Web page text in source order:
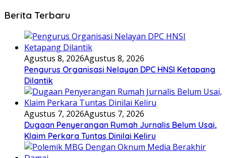
Berita Terbaru
Agustus 8, 2026Agustus 8, 2026
Pengurus Organisasi Nelayan DPC HNSI Ketapang
Dilantik
Agustus 7, 2026Agustus 7, 2026
Dugaan Penyerangan Rumah Jurnalis Belum Usai,
Klaim Perkara Tuntas Dinilai Keliru